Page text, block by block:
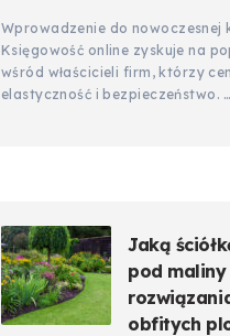
Wprowadzenie do nowoczesnej
Księgowość online zyskuje na
wśród właścicieli firm, którzy
elastyczność i bezpieczeństwo. …
Jaką
pod maliny
obfitych